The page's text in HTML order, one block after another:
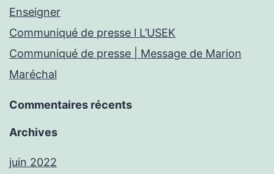
Enseigner
Communiqué de presse l L’USEK
Communiqué de presse | Message de Marion
Maréchal
Commentaires récents
Archives
juin 2022